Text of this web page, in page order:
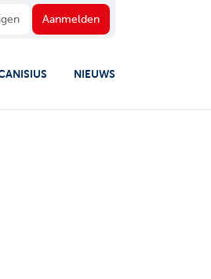
Aanmelden
NIEUWS